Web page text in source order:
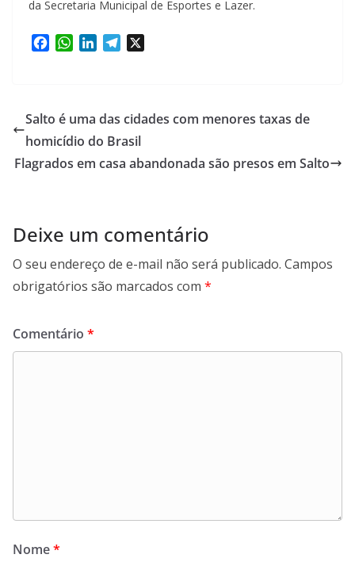
da Secretaria Municipal de Esportes e Lazer.
b
o
o
k
W
s
A
p
p
e
d
I
n
g
r
a
m
Salto é uma das cidades com menores taxas de
homicídio do Brasil
Flagrados em casa abandonada são presos em Salto
Deixe um comentário
O seu endereço de e-mail não será publicado. Campos
obrigatórios são marcados com *
Comentário *
Nome*